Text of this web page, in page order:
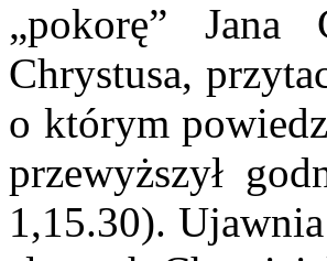
„pokorę”
Chrystusa,
o którym
przewyższył
1,15.30).